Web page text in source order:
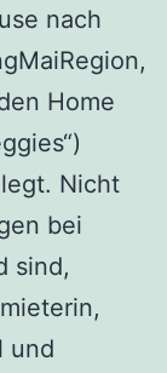
nach
Home
Nicht
bei
sind,
und